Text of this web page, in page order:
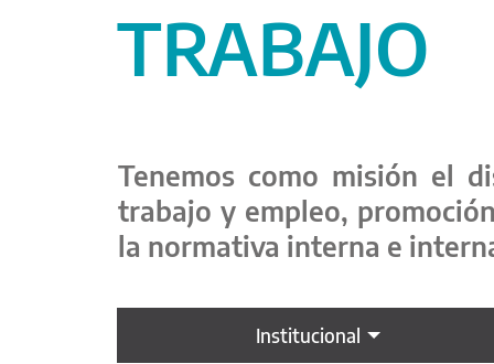
TRABAJO
Tenemos como misión el
trabajo y empleo,
la normativa interna e
Institucional